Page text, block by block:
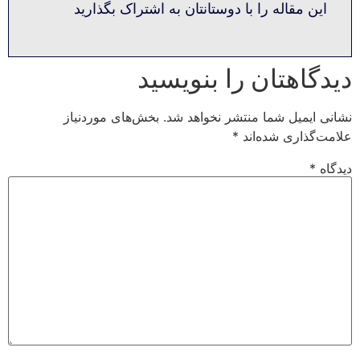
این مقاله را با دوستانتان به اشتراک بگذارید
دیدگاهتان را بنویسید
نشانی ایمیل شما منتشر نخواهد شد. بخش‌های موردنیاز
علامت‌گذاری شده‌اند*
دیدگاه*